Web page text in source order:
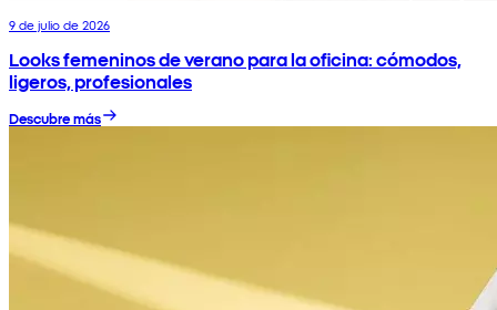
9 de julio de 2026
Looks femeninos de verano para la oficina: cómodos,
ligeros, profesionales
Descubre más